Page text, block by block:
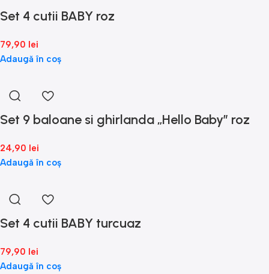
Set 4 cutii BABY roz
79,90 lei
Adaugă în coș
Set 9 baloane si ghirlanda „Hello Baby” roz
24,90 lei
Adaugă în coș
Set 4 cutii BABY turcuaz
79,90 lei
Adaugă în coș